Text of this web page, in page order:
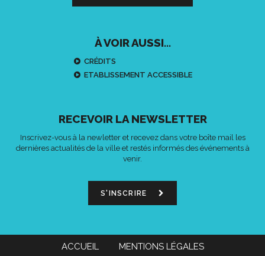
À VOIR AUSSI...
CRÉDITS
ETABLISSEMENT ACCESSIBLE
RECEVOIR LA NEWSLETTER
Inscrivez-vous à la newletter et recevez dans votre boîte mail les
dernières actualités de la ville et restés informés des événements à
venir.
S'INSCRIRE
ACCUEIL MENTIONS LÉGALES